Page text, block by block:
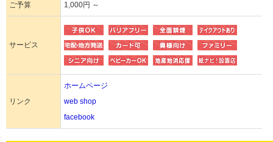
ご予算 1,000円 ～
サービス
リンク
ホームページ
web shop
facebook